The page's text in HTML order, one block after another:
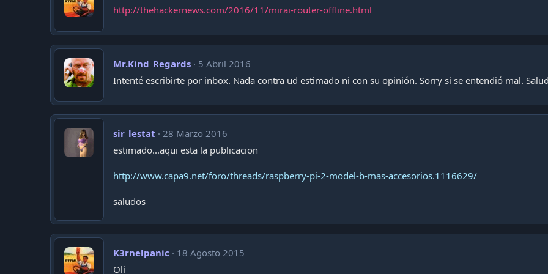
http://thehackernews.com/2016/11/mirai-router-offline.html
Mr.Kind_Regards
5 Abril 2016
Intenté escribirte por inbox. Nada contra ud estimado ni con su opinión. Sorry si se entendió mal.
sir_lestat
28 Marzo 2016
estimado...aqui esta la publicacion
http://www.capa9.net/foro/threads/raspberry-pi-2-model-b-mas-accesorios.1116629/
saludos
K3rnelpanic
18 Agosto 2015
Oli